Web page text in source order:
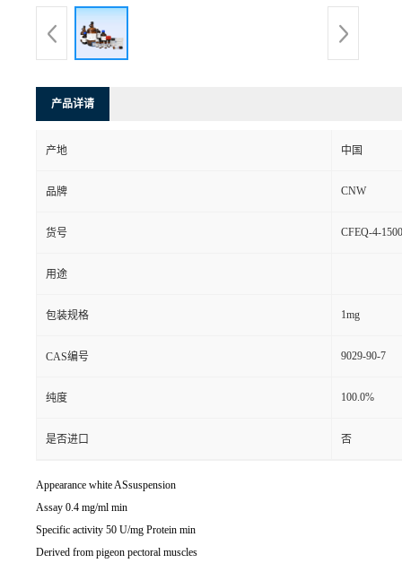
产品详请
产地 中国
品牌 CNW
货号 CFEQ-4-
用途
包装规格 1mg
CAS编号 9029-90-7
纯度 100.0%
是否进口 否
Appearance white ASsuspension
Assay 0.4 mg/ml min
Specific activity 50 U/mg Protein min
Derived from pigeon pectoral muscles